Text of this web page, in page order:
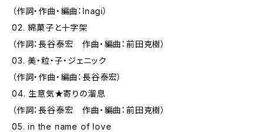
（作詞・作曲・編曲：Inagi）
02. 綿菓子と十字架
（作詞：長谷泰宏 作曲・編曲：前田克樹）
03. 美・粒・子・ジェニック
（作詞・作曲・編曲：長谷泰宏）
04. 生意気★寄りの溜息
（作詞：長谷泰宏 作曲・編曲：前田克樹）
05. in the name of love